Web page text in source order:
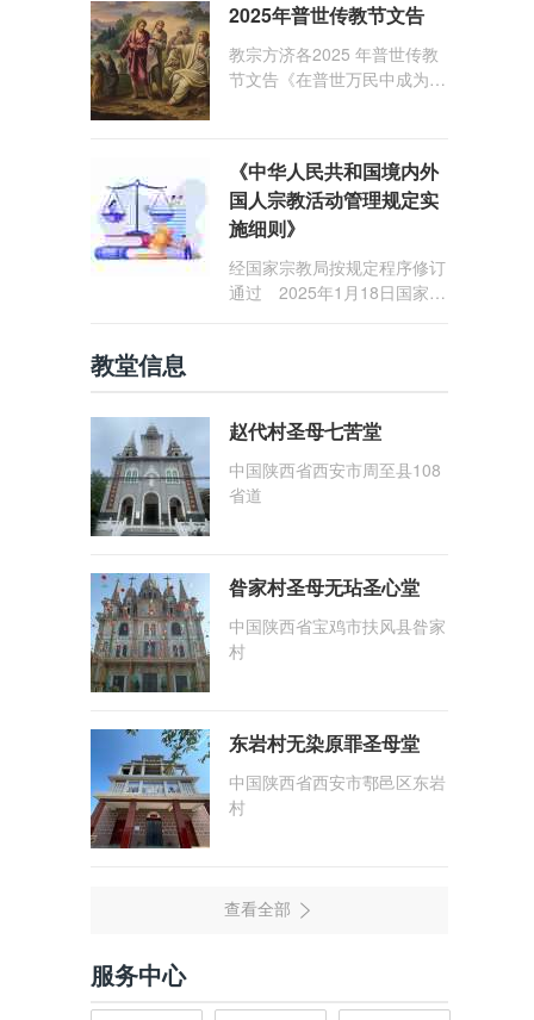
们，愿临在的救主基督安慰你
们，并圣化你们的生活，作为
祝贺祂诞辰的珍贵礼品。
2025年普世传教节文告
教宗方济各2025 年普世传教
节文告《在普世万民中成为怀
《中华人民共和国境内外
国人宗教活动管理规定实
施细则》
经国家宗教局按规定程序修订
通过 2025年1月18日国家宗
教堂信息
赵代村圣母七苦堂
中国陕西省西安市周至县108
省道
昝家村圣母无玷圣心堂
中国陕西省宝鸡市扶风县昝家
村
东岩村无染原罪圣母堂
中国陕西省西安市鄠邑区东岩
村
服务中心